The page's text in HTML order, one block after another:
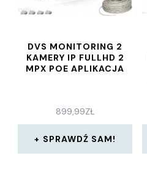
DVS MONITORING 2
KAMERY IP FULLHD 2
MPX POE APLIKACJA
899,99ZŁ
SPRAWDŹ SAM!